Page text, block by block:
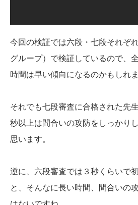
今回の検証では六段・七段それぞ
グループ）で検証しているので、
時間は早い傾向になるのかもしれま
それでも七段審査に合格された先
秒以上は間合いの攻防をしっかり
思います。
逆に、六段審査では３秒くらいで
と、そんなに長い時間、間合いの